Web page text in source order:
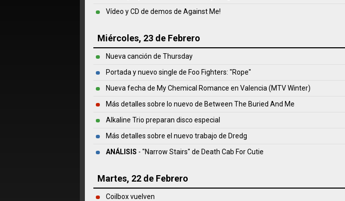
Vídeo y CD de demos de Against Me!
Miércoles, 23 de Febrero
Nueva canción de Thursday
Portada y nuevo single de Foo Fighters: "Rope"
Nueva fecha de My Chemical Romance en Valencia (MTV Winter)
Más detalles sobre lo nuevo de Between The Buried And Me
Alkaline Trio preparan disco especial
Más detalles sobre el nuevo trabajo de Dredg
ANÁLISIS - "Narrow Stairs" de Death Cab For Cutie
Martes, 22 de Febrero
Coilbox vuelven